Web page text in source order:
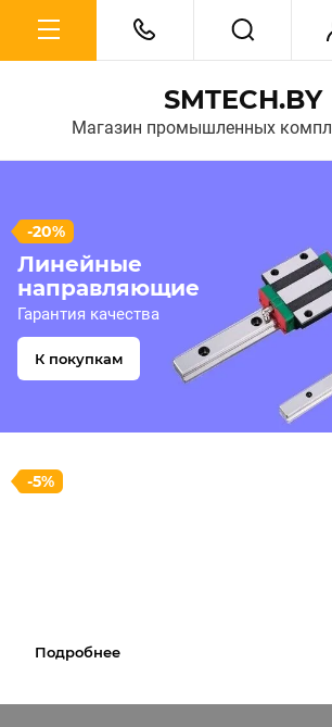
SMTECH.BY
Магазин промышленных
-20%
Линейные
направляющие
Гарантия качества
К покупкам
-5%
Подробнее